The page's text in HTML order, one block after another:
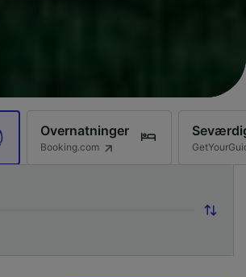
Overnatninger
Booking.com